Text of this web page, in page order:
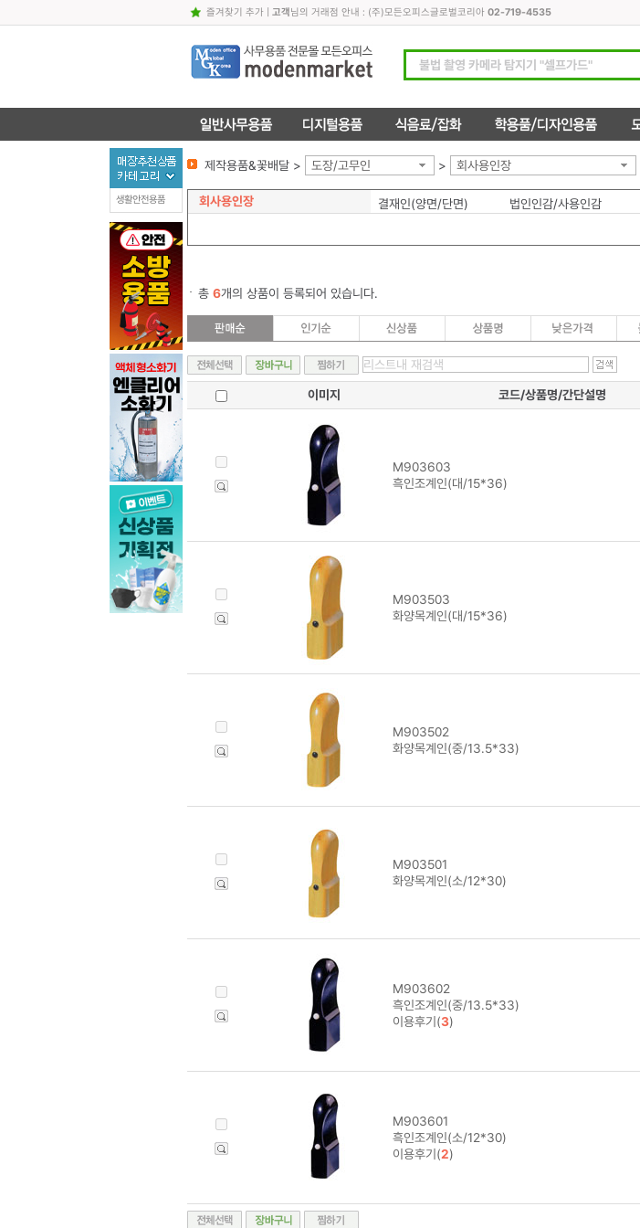
즐겨찾기 추가| 고객님의 거래점 안내 : (주)모든오피스글로벌코리아 02-719-4535
제작용품&꽃배달 > 도장/고무인 > 회사용인장
회사용인장 결재인(양면/단면) 법인인감/사용인감
총 6개의 상품이 등록되어 있습니다.
이미지
코드/상품명/간단설명
M903603
흑인조계인(대/15*36)
M903503
화양목계인(대/15*36)
M903502
화양목계인(중/13.5*33)
M903501
화양목계인(소/12*30)
M903602
흑인조계인(중/13.5*33)
이용후기(3)
M903601
흑인조계인(소/12*30)
이용후기(2)
생활안전용품